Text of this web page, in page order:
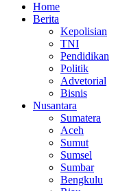
Home
Berita
Kepolisian
TNI
Pendidikan
Politik
Advetorial
Bisnis
Nusantara
Sumatera
Aceh
Sumut
Sumsel
Sumbar
Bengkulu